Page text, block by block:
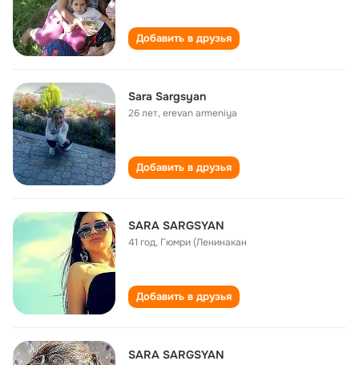
Добавить в друзья
Sara Sargsyan
26 лет,erevan armeniya
Добавить в друзья
SARA SARGSYAN
41 год, Гюмри (Ленинакан
Добавить в друзья
SARA SARGSYAN